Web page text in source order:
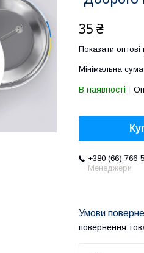
35 ₴
Показати оптові
Мінімальна
В наявності
+380 (66) 766-
Менеджери
повернення